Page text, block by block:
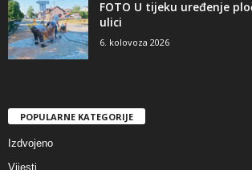
FOTO U tijeku uređenje
ulici
6. kolovoza 2026
POPULARNE KATEGORIJE
Izdvojeno
Vijesti